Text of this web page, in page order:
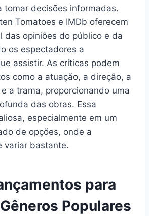
tomar decisões informadas.
Tomatoes e IMDb oferecem
das opiniões do público e da
os espectadores a
assistir. As críticas podem
como a atuação, a direção, a
a trama, proporcionando uma
das obras. Essa
especialmente em um
de opções, onde a
variar bastante.
para
Populares